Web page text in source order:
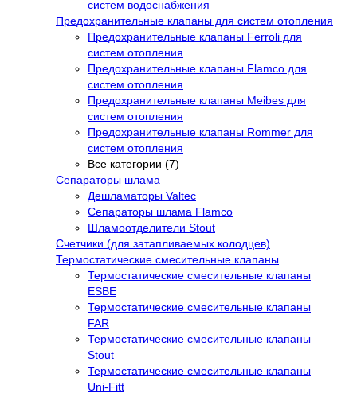
систем водоснабжения
Предохранительные клапаны для систем отопления
Предохранительные клапаны Ferroli для
систем отопления
Предохранительные клапаны Flamco для
систем отопления
Предохранительные клапаны Meibes для
систем отопления
Предохранительные клапаны Rommer для
систем отопления
Все категории (7)
Сепараторы шлама
Дешламаторы Valtec
Сепараторы шлама Flamco
Шламоотделители Stout
Счетчики (для затапливаемых колодцев)
Термостатические смесительные клапаны
Термостатические смесительные клапаны
ESBE
Термостатические смесительные клапаны
FAR
Термостатические смесительные клапаны
Stout
Термостатические смесительные клапаны
Uni-Fitt